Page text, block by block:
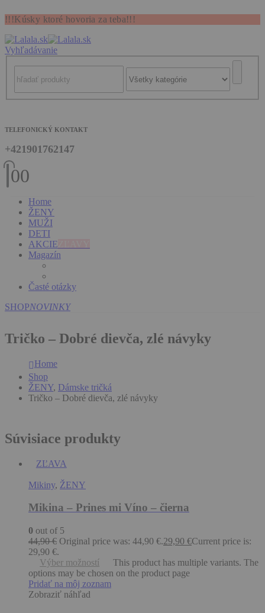
!!!Kúsky ktoré hovoria za teba!!!
Vyhľadávanie
TELEFONICKÝ KONTAKT
+421901762147
00
Home
ŽENY
MUŽI
DETI
AKCIE
Magazín
Časté otázky
SHOPNOVINKY
Tričko – Dobré dievča, zlé návyky
Home
Shop
ŽENY, Dámske tričká
Tričko – Dobré dievča, zlé návyky
Súvisiace produkty
ZĽAVA
Mikiny, ŽENY
Mikina – Prines mi Víno – čierna
0 out of 5
44,90€ Original price was: 44,90 €.29,90 €Current price is:
29,90 €.
Výber možností
This product has multiple variants. The
options may be chosen on the product page
Pridať na môj zoznam
Zobraziť náhľad